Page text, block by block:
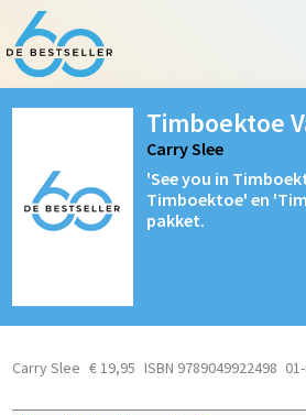
Timboektoe
Carry Slee
'See you in
Timboektoe' en
pakket.
Carry Slee € 19,95 ISBN 9789049922498